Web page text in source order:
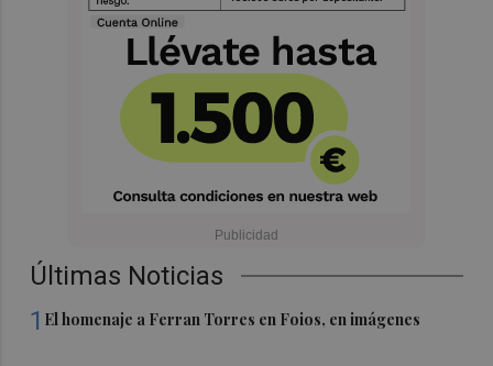
Últimas Noticias
1 El homenaje a Ferran Torres en Foios, en imágenes